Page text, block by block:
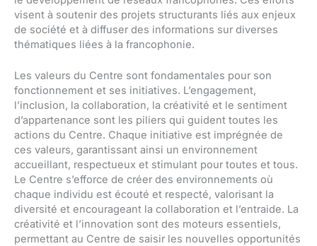
visent à soutenir des projets structurants liés aux enjeux
de société et à diffuser des informations sur diverses
thématiques liées à la francophonie.
Les valeurs du Centre sont fondamentales pour son
fonctionnement et ses initiatives. L’engagement,
l’inclusion, la collaboration, la créativité et le sentiment
d’appartenance sont les piliers qui guident toutes les
actions du Centre. Chaque initiative est imprégnée de
ces valeurs, garantissant ainsi un environnement
accueillant, respectueux et stimulant pour toutes et tous.
Le Centre s’efforce de créer des environnements où
chaque individu est écouté et respecté, valorisant la
diversité et encourageant la collaboration et l’entraide. La
créativité et l’innovation sont des moteurs essentiels,
permettant au Centre de saisir les nouvelles opportunités